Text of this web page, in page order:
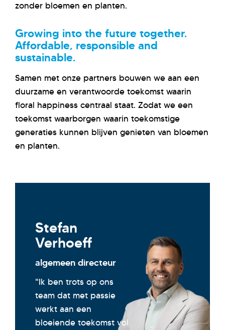
zonder bloemen en planten.
Growing into the future together.
Affordable, responsible and
sustainable.
Samen met onze partners bouwen we aan een
duurzame en verantwoorde toekomst waarin
floral happiness centraal staat. Zodat we een
toekomst waarborgen waarin toekomstige
generaties kunnen blijven genieten van bloemen
en planten.
Stefan
Verhoeff
algemeen directeur
"Ik ben trots op ons
team dat met passie
werkt aan een
bloeiende toekomst vol